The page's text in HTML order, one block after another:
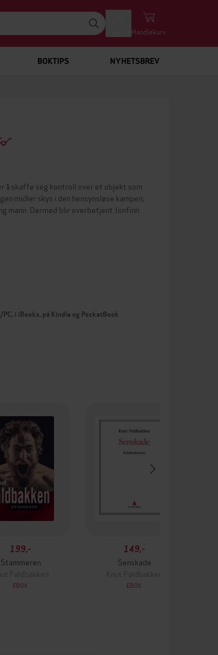
Handlekurv
BOKTIPS NYHETSBREV
å skaffe seg kontroll over et objekt som
midler skys i den hensynsløse kampen;
mann. Dermed blir overbetjent Jonfinn
i iBooks, på Kindle og PocketBook
199,-
Stammeren
Faldbakken
EBOK
149,-
Senskade
Knut Faldbakken
EBOK